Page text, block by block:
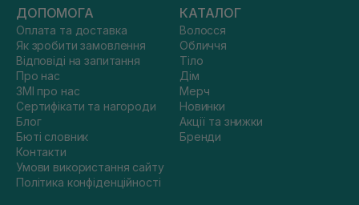
ДОПОМОГА
Оплата та доставка
Як зробити замовлення
Відповіді на запитання
Про нас
ЗМІ про нас
Сертифікати та нагороди
Блог
Бюті словник
Контакти
Умови використання сайту
Політика конфіденційності
КАТАЛОГ
Волосся
Обличчя
Тіло
Дім
Мерч
Новинки
Акції та знижки
Бренди